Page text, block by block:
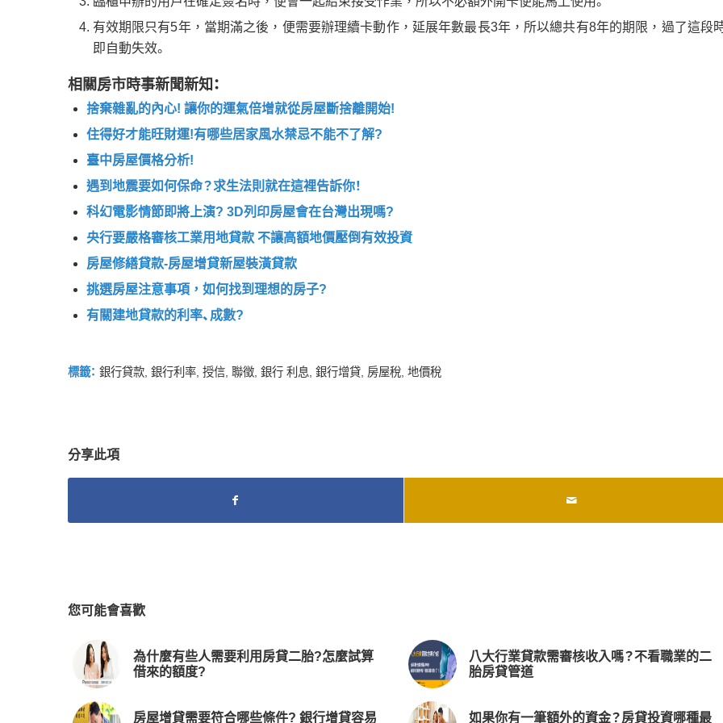
有效期限只有5年，當期滿之後，便需要辦理續卡動作，延展年數最長3年，所以總共有8年的期限，過了這段
即自動失效。
相關房市時事新聞新知：
捨棄雜亂的內心! 讓你的運氣倍增就從房屋斷捨離開始!
住得好才能旺財運!有哪些居家風水禁忌不能不了解?
臺中房屋價格分析!
遇到地震要如何保命？求生法則就在這裡告訴你！
科幻電影情節即將上演? 3D列印房屋會在台灣出現嗎?
央行要嚴格審核工業用地貸款 不讓高額地價壓倒有效投資
房屋修繕貸款-房屋增貸新屋裝潢貸款
挑選房屋注意事項，如何找到理想的房子?
有關建地貸款的利率、成數?
標籤： 銀行貸款, 銀行利率, 授信, 聯徵, 銀行 利息, 銀行增貸, 房屋稅, 地價稅
分享此項
您可能會喜歡
為什麼有些人需要利用房貸二胎?怎麼試算
借來的額度?
八大行業貸款需審核收入嗎？不看職業的二
胎房貸管道
房屋增貸需要符合哪些條件? 銀行增貸容易 如果你有一筆額外的資金？房貸投資哪種最